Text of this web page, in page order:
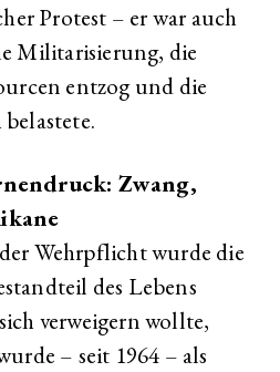
Protest – er war auch
Militarisierung, die
entzog und die
Zwang,
Wehrpflicht wurde die
des Lebens
verweigern wollte,
– seit 1964 – als